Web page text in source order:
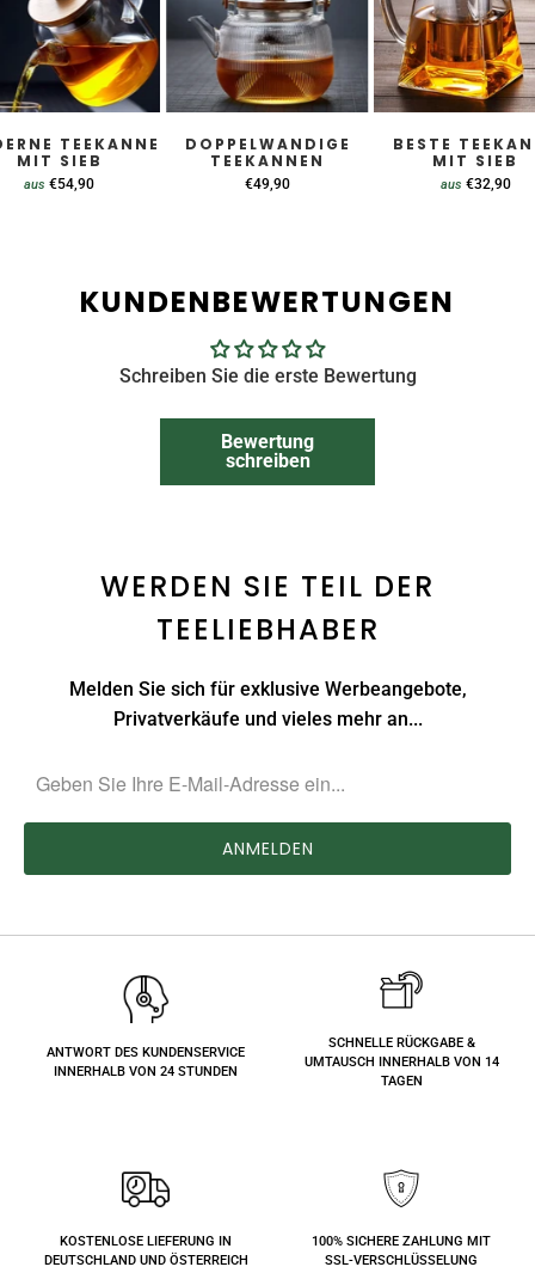
TEEKANNE
MIT SIEB
aus €54,90
DOPPELWANDIGE
TEEKANNEN
€49,90
BESTE
MIT SIEB
aus €32,90
KUNDENBEWERTUNGEN
Schreiben Sie die erste Bewertung
Bewertung
schreiben
WERDEN SIE TEIL DER
TEELIEBHABER
Melden Sie sich für exklusive Werbeangebote,
Privatverkäufe und vieles mehr an...
ANTWORT DES KUNDENSERVICE
INNERHALB VON 24 STUNDEN
SCHNELLE RÜCKGABE &
UMTAUSCH INNERHALB VON 14
TAGEN
KOSTENLOSE LIEFERUNG IN
DEUTSCHLAND UND ÖSTERREICH
100% SICHERE ZAHLUNG MIT
SSL-VERSCHLÜSSELUNG